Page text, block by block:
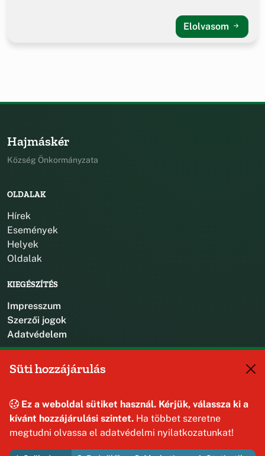
Elolvasom
Hajmáskér
Község Önkormányzata
OLDALAK
Hírek
Események
Helyek
Oldalak
KIEGÉSZÍTÉS
Impresszum
Szerzői jogok
Adatvédelem
8192 Hajmáskér, Kossuth Lajos u. 31.
Süti hozzájárulás
Ez a weboldal sütiket használ. Kérjük, válassza ki a
kívánt hozzájárulási szintet. Ha többet szeretne
megtudni olvassa el adatvédelmi nyilatkozatunkat!